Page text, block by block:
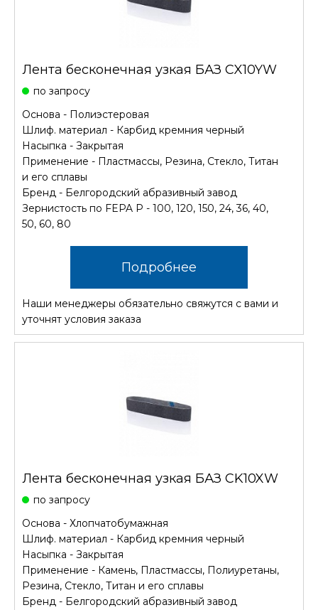
Лента бесконечная узкая БАЗ CX10YW
по запросу
Основа - Полиэстеровая
Шлиф. материал - Карбид кремния черный
Насыпка - Закрытая
Применение - Пластмассы, Резина, Стекло, Титан
и его сплавы
Бренд - Белгородский абразивный завод
Зернистость по FEPA P - 100, 120, 150, 24, 36, 40,
50, 60, 80
Подробнее
Наши менеджеры обязательно свяжутся с вами и
уточнят условия заказа
Лента бесконечная узкая БАЗ CK10XW
по запросу
Основа - Хлопчатобумажная
Шлиф. материал - Карбид кремния черный
Насыпка - Закрытая
Применение - Камень, Пластмассы, Полиуретаны,
Резина, Стекло, Титан и его сплавы
Бренд - Белгородский абразивный завод